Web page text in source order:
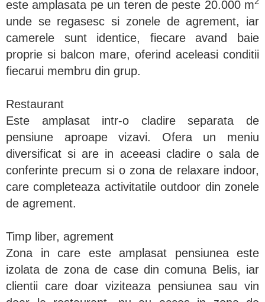
este amplasata pe un teren de peste 20.000 m
unde se regasesc si zonele de agrement, iar
camerele sunt identice, fiecare avand baie
proprie si balcon mare, oferind aceleasi conditii
fiecarui membru din grup.
Restaurant
Este amplasat intr-o cladire separata de
pensiune aproape vizavi. Ofera un meniu
diversificat si are in aceeasi cladire o sala de
conferinte precum si o zona de relaxare indoor,
care completeaza activitatile outdoor din zonele
de agrement.
Timp liber, agrement
Zona in care este amplasat pensiunea este
izolata de zona de case din comuna Belis, iar
clientii care doar viziteaza pensiunea sau vin